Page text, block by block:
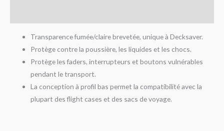
Transparence fumée/claire brevetée, unique à Decksaver.
Protège contre la poussière, les liquides et les chocs.
Protège les faders, interrupteurs et boutons vulnérables
pendant le transport.
La conception à profil bas permet la compatibilité avec la
plupart des flight cases et des sacs de voyage.